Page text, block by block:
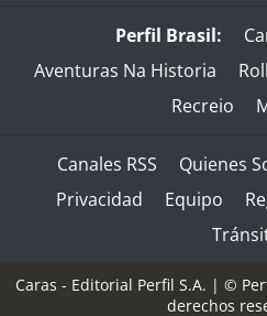
Perfil Brasil:
Aventuras Na Historia
Recreio
Canales RSS Quienes
Privacidad
Equipo
Caras - Editorial Perfil S.A. | ©
derechos